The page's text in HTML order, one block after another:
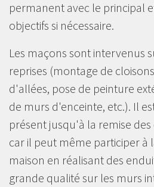
permanent avec le principal
objectifs si nécessaire.
Les maçons sont intervenus
reprises (montage de
d'allées, pose de peinture
de murs d'enceinte, etc.). Il
présent jusqu'à la remise
car il peut même participer à
maison en réalisant des
grande qualité sur les murs